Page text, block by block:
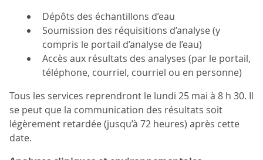
Dépôts des échantillons d’eau
Soumission des réquisitions d’analyse (y
compris le portail d’analyse de l’eau)
Accès aux résultats des analyses (par le portail,
téléphone, courriel, courriel ou en personne)
Tous les services reprendront le lundi 25 mai à 8 h 30. Il
se peut que la communication des résultats soit
légèrement retardée (jusqu’à 72 heures) après cette
date.